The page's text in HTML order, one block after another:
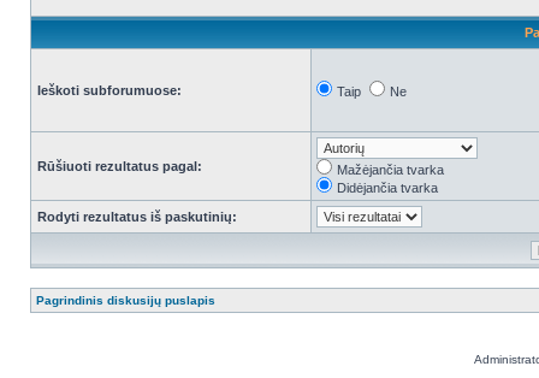
Ieškoti subforumuose: Taip Ne
Rūšiuoti rezultatus pagal:
Mažėjančia tvarka
Didėjančia tvarka
Rodyti rezultatus iš paskutinių:
Pagrindinis diskusijų puslapis